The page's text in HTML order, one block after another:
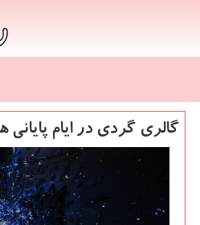
گالری گردی در ایام پایانی